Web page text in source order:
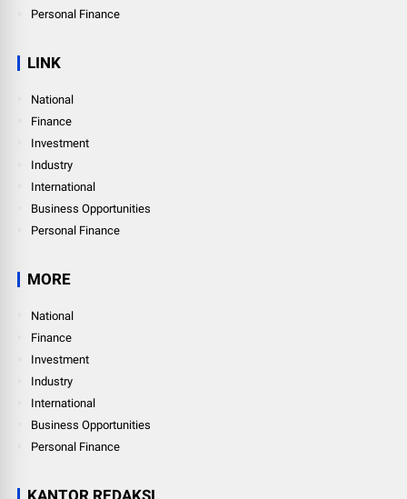
Personal Finance
LINK
National
Finance
Investment
Industry
International
Business Opportunities
Personal Finance
MORE
National
Finance
Investment
Industry
International
Business Opportunities
Personal Finance
KANTOR REDAKSI